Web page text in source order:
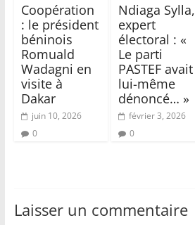
Coopération
: le président
béninois
Romuald
Wadagni en
visite à
Dakar
juin 10, 2026
0
Ndiaga Sylla,
expert
électoral : «
Le parti
PASTEF avait
lui-même
dénoncé… »
février 3, 2026
0
Laisser un commentaire